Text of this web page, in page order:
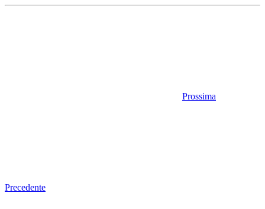
Prossima
Precedente